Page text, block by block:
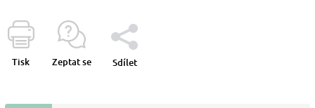
Tisk Zeptat se Sdílet